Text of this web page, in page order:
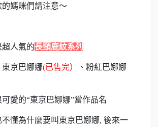
媽咪們請注意～
人氣的長頸鹿紋系列
京巴娜娜(已售完）
、粉紅巴娜娜
愛的“東京巴娜娜”當作品名
不懂為什麼要叫東京巴娜娜, 後來一